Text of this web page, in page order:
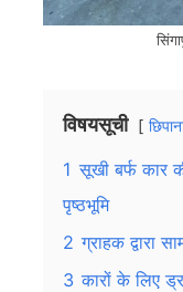
विषयसूची
1 सूखी बर्फ कार
पृष्ठभूमि
2 ग्राहक द्वारा
3 कारों के लिए